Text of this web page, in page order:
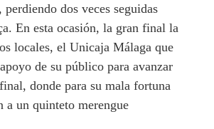
perdiendo dos veces seguidas
En esta ocasión, la gran final la
locales, el Unicaja Málaga que
de su público para avanzar
donde para su mala fortuna
a un quinteto merengue